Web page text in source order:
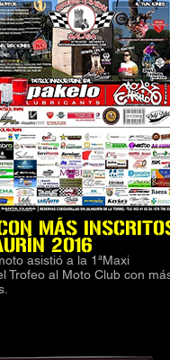
MÁS
2016
asistió a la 1ªMaxi
Trofeo al Moto Club con